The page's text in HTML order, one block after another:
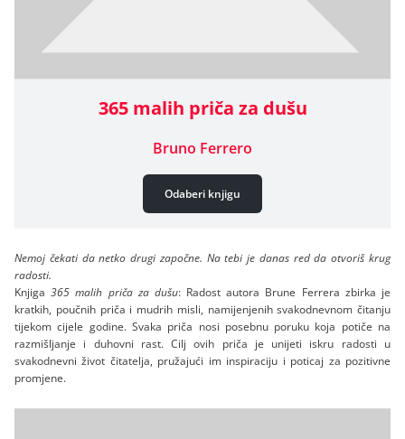
365 malih priča za dušu
Bruno Ferrero
Odaberi knjigu
Nemoj čekati da netko drugi započne. Na tebi je danas red da otvoriš krug
radosti.
Knjiga365 malih priča za dušu: Radost autora Brune Ferrera zbirka je
kratkih, poučnih priča i mudrih misli, namijenjenih svakodnevnom čitanju
tijekom cijele godine. Svaka priča nosi posebnu poruku koja potiče na
razmišljanje i duhovni rast. Cilj ovih priča je unijeti iskru radosti u
svakodnevni život čitatelja, pružajući im inspiraciju i poticaj za pozitivne
promjene.